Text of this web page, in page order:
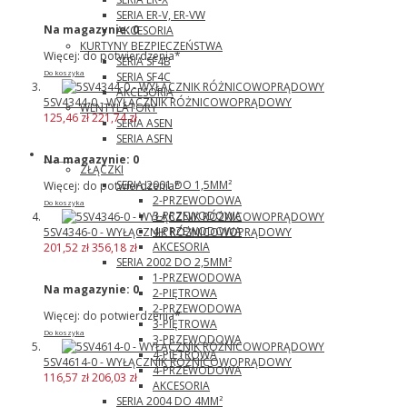
SERIA ER-V, ER-VW
AKCESORIA
KURTYNY BEZPIECZEŃSTWA
SERIA SF4B
SERIA SF4C
AKCESORIA
WENTYLATORY
SERIA ASEN
SERIA ASFN
Wago
ZŁĄCZKI
SERIA 2001 DO 1,5MM²
2-PRZEWODOWA
3-PRZEWODOWA
4-PRZEWODOWA
AKCESORIA
SERIA 2002 DO 2,5MM²
1-PRZEWODOWA
2-PIĘTROWA
2-PRZEWODOWA
3-PIĘTROWA
3-PRZEWODOWA
4-PIĘTROWA
4-PRZEWODOWA
AKCESORIA
SERIA 2004 DO 4MM²
Na magazynie:0
Więcej: do potwierdzenia*
Do koszyka
5SV4344-0 - WYŁĄCZNIK RÓŻNICOWOPRĄDOWY
125,46 zł221,74 zł
Na magazynie: 0
Więcej: do potwierdzenia*
Do koszyka
5SV4346-0 - WYŁĄCZNIK RÓŻNICOWOPRĄDOWY
201,52 zł356,18 zł
Na magazynie: 0
Więcej: do potwierdzenia*
Do koszyka
5SV4614-0 - WYŁĄCZNIK RÓŻNICOWOPRĄDOWY
116,57 zł206,03 zł